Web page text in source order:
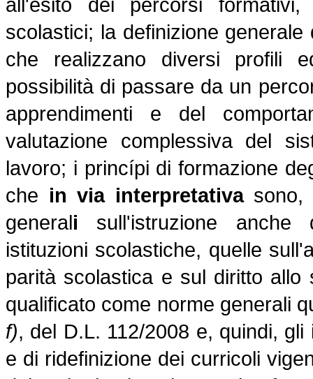
scolastici; la definizione
che realizzano diversi profili
possibilità di passare da un
apprendimenti e del
valutazione complessiva del
lavoro; i princípi di formazione
che in via interpretativasono,
generali sull'istruzione anche
istituzioni scolastiche, quelle
parità scolastica e sul diritto
qualificato come norme generali
f), del D.L. 112/2008 e, quindi,
e di ridefinizione dei curricoli